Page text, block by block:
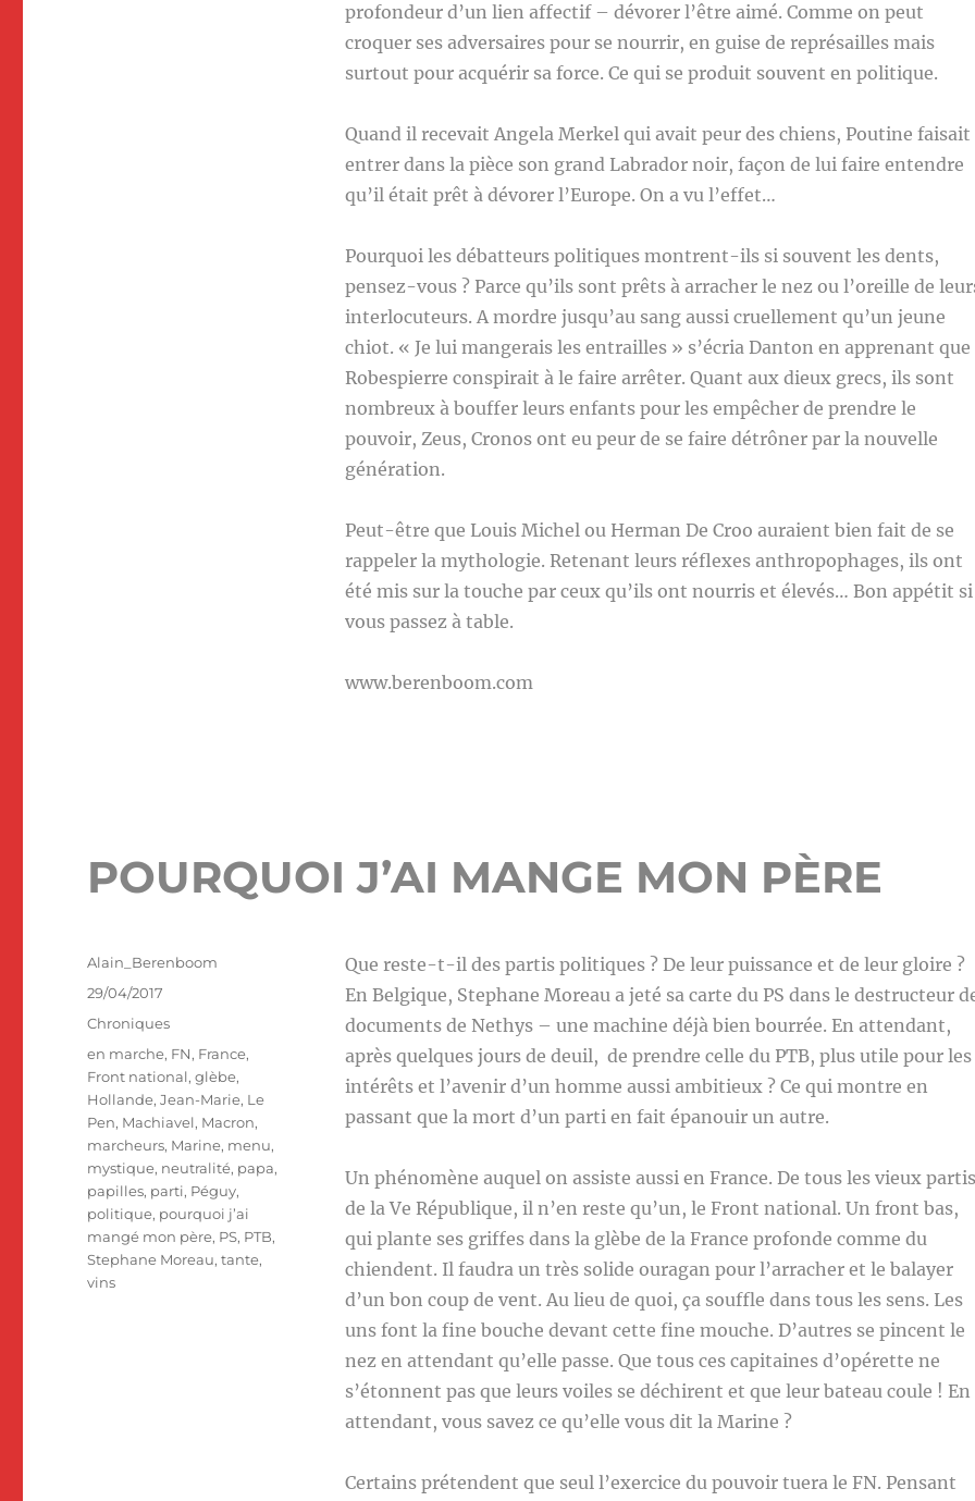
profondeur d’un lien affectif – dévorer l’être aimé. Comme on peut
croquer ses adversaires pour se nourrir, en guise de représailles mais
surtout pour acquérir sa force. Ce qui se produit souvent en politique.
Quand il recevait Angela Merkel qui avait peur des chiens, Poutine faisait
entrer dans la pièce son grand Labrador noir, façon de lui faire entendre
qu’il était prêt à dévorer l’Europe. On a vu l’effet…
Pourquoi les débatteurs politiques montrent-ils si souvent les dents,
pensez-vous ? Parce qu’ils sont prêts à arracher le nez ou l’oreille de
interlocuteurs. A mordre jusqu’au sang aussi cruellement qu’un jeune
chiot. « Je lui mangerais les entrailles » s’écria Danton en apprenant que
Robespierre conspirait à le faire arrêter. Quant aux dieux grecs, ils sont
nombreux à bouffer leurs enfants pour les empêcher de prendre le
pouvoir, Zeus, Cronos ont eu peur de se faire détrôner par la nouvelle
génération.
Peut-être que Louis Michel ou Herman De Croo auraient bien fait de se
rappeler la mythologie. Retenant leurs réflexes anthropophages, ils ont
été mis sur la touche par ceux qu’ils ont nourris et élevés… Bon appétit si
vous passez à table.
www.berenboom.com
POURQUOI J’AI MANGE MON PÈRE
Que reste-t-il des partis politiques ? De leur puissance et de leur gloire ?
En Belgique, Stephane Moreau a jeté sa carte du PS dans le destructeur
documents de Nethys – une machine déjà bien bourrée. En attendant,
après quelques jours de deuil, de prendre celle du PTB, plus utile pour les
intérêts et l’avenir d’un homme aussi ambitieux ? Ce qui montre en
passant que la mort d’un parti en fait épanouir un autre.
Un phénomène auquel on assiste aussi en France. De tous les vieux partis
de la Ve République, il n’en reste qu’un, le Front national. Un front bas,
qui plante ses griffes dans la glèbe de la France profonde comme du
chiendent. Il faudra un très solide ouragan pour l’arracher et le balayer
d’un bon coup de vent. Au lieu de quoi, ça souffle dans tous les sens. Les
uns font la fine bouche devant cette fine mouche. D’autres se pincent le
nez en attendant qu’elle passe. Que tous ces capitaines d’opérette ne
s’étonnent pas que leurs voiles se déchirent et que leur bateau coule ! En
attendant, vous savez ce qu’elle vous dit la Marine ?
Certains prétendent que seul l’exercice du pouvoir tuera le FN. Pensant
Auteur
Alain_Berenboom
Publié
le
29/04/2017
Catégories
Chroniques
Étiquettes
en marche, FN, France,
Front national,glèbe,
Hollande,Jean-Marie, Le
Pen, Machiavel, Macron,
marcheurs, Marine, menu,
mystique, neutralité, papa,
papilles, parti, Péguy,
politique, pourquoi j’ai
mangé mon père, PS, PTB,
Stephane Moreau,tante,
vins